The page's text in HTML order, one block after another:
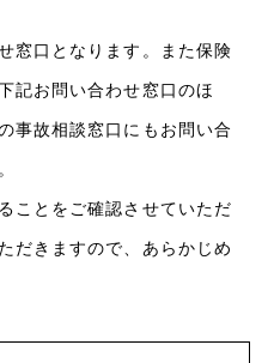
窓口となります。また保険
記お問い合わせ窓口のほ
事故相談窓口にもお問い合
ことをご確認させていただ
だきますので、あらかじめ